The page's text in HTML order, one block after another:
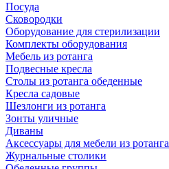
Посуда
Сковородки
Оборудование для стерилизации
Комплекты оборудования
Мебель из ротанга
Подвесные кресла
Столы из ротанга обеденные
Кресла садовые
Шезлонги из ротанга
Зонты уличные
Диваны
Аксессуары для мебели из ротанга
Журнальные столики